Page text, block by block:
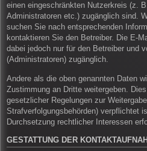
einen eingeschränkten Nutzerkreis (z.
Administratoren etc.) zugänglich sind.
suchen Sie nach entsprechenden
kontaktieren Sie den Betreiber. Die E-
dabei jedoch nur für den Betreiber und
(Administratoren) zugänglich.
Andere als die oben genannten Daten
Zustimmung an Dritte weitergeben.
gesetzlicher Regelungen zur
Strafverfolgungsbehörden) verpflichtet
Durchsetzung rechtlicher Interessen
GESTATTUNG DER